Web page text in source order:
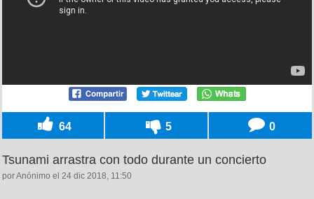
64 5 0
Tsunami arrastra con todo durante un concierto
por Anónimo el 24 dic 2018, 11:50